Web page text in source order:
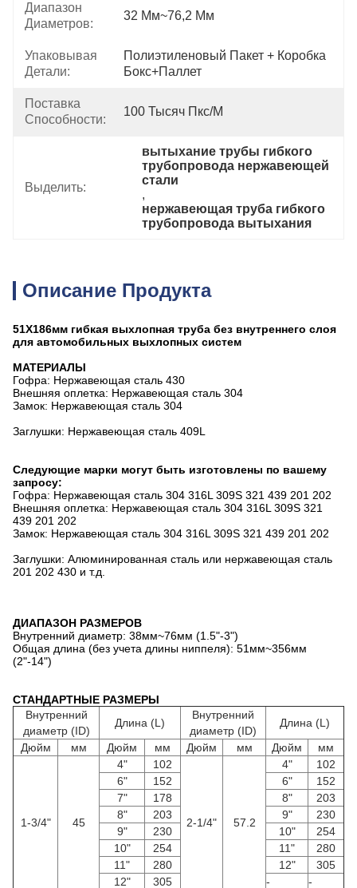
Диапазон
Диаметров:
32 Мм~76,2 Мм
Упаковывая
Детали:
Полиэтиленовый Пакет + Коробка
Бокс+паллет
Поставка
Способности:
100 Тысяч Пкс/м
Выделить:
вытыхание трубы гибкого
трубопровода нержавеющей
стали
,
нержавеющая труба гибкого
трубопровода вытыхания
Описание Продукта
51X186мм гибкая выхлопная труба без внутреннего слоя
для автомобильных выхлопных систем
МАТЕРИАЛЫ
Гофра: Нержавеющая сталь 430
Внешняя оплетка: Нержавеющая сталь 304
Замок: Нержавеющая сталь 304
Заглушки: Нержавеющая сталь 409L
Следующие марки могут быть изготовлены по вашему
запросу:
Гофра: Нержавеющая сталь 304 316L 309S 321 439 201 202
Внешняя оплетка: Нержавеющая сталь 304 316L 309S 321
439 201 202
Замок: Нержавеющая сталь 304 316L 309S 321 439 201 202
Заглушки: Алюминированная сталь или нержавеющая сталь
201 202 430 и т.д.
ДИАПАЗОН РАЗМЕРОВ
Внутренний диаметр: 38мм~76мм (1.5"-3")
Общая длина (без учета длины ниппеля): 51мм~356мм
(2"-14")
СТАНДАРТНЫЕ РАЗМЕРЫ
Внутренний
диаметр (ID)
Длина (L)
Внутренний
диаметр (ID)
Длина (L)
Дюйм
мм Дюйм мм Дюйм мм Дюйм мм
1-3/4" 45
4" 102
2-1/4" 57.2
4"
102
6"
152 6"
152
7"
178 8"
203
8"
203 9"
230
9"
230 10"
254
10"
254 11"
280
11"
280 12"
305
12"
305 - -